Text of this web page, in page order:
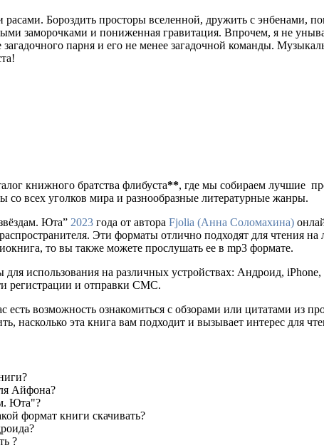
расами. Бороздить просторы вселенной, дружить с энбенами,
заморочками и пониженная гравитация. Впрочем, я не
парня и его не менее загадочной команды.
книжного братства флибуста**, где мы собираем лучшие
со всех уголков мира и разнообразные литературные жанры.
Юта” 2023 года от автора Fjolia (Анна Соломахина)
Эти форматы отлично подходят для чтения
то вы также можете прослушать ее в mp3 формате.
использования на различных устройствах: Андроид,
регистрации и отправки СМС.
есть возможность ознакомиться с обзорами или цитатами из
насколько эта книга вам подходит и вызывает интерес для
Айфона?
Юта"?
формат книги скачивать?
?